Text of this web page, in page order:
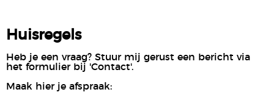
Victoria
Huisregels
Heb je een vraag? Stuur mij gerust een bericht via
het formulier bij 'Contact'.
Maak hier je afspraak: